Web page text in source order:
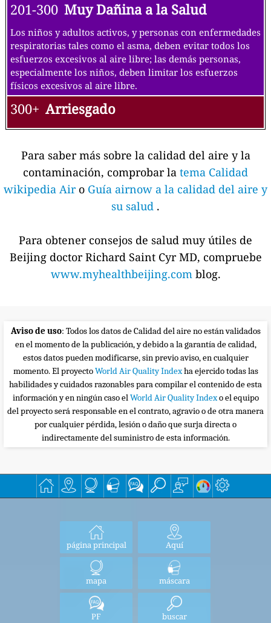
201-300 Muy Dañina a la Salud
Los niños y adultos activos, y personas con enfermedades
respiratorias tales como el asma, deben evitar todos los
esfuerzos excesivos al aire libre; las demás personas,
especialmente los niños, deben limitar los esfuerzos
físicos excesivos al aire libre.
300+ Arriesgado
Para saber más sobre la calidad del aire y la
contaminación, comprobar la tema Calidad
wikipedia Air o Guía airnow a la calidad del aire y
su salud .
Para obtener consejos de salud muy útiles de
Beijing doctor Richard Saint Cyr MD, compruebe
www.myhealthbeijing.com blog.
Aviso de uso: Todos los datos de Calidad del aire no están validados
en el momento de la publicación, y debido a la garantía de calidad,
estos datos pueden modificarse, sin previo aviso, en cualquier
momento. El proyectoWorld Air Quality Indexha ejercido todas las
habilidades y cuidados razonables para compilar el contenido de esta
información y en ningún caso elWorld Air Quality Indexo el equipo
del proyecto será responsable en el contrato, agravio o de otra manera
por cualquier pérdida, lesión o daño que surja directa o
indirectamente del suministro de esta información.
página principal Aquí
mapa máscara
PF buscar